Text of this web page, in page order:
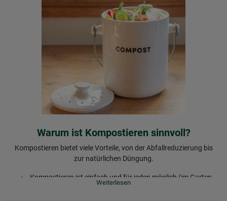
Warum ist Kompostieren sinnvoll?
Kompostieren bietet viele Vorteile, von der Abfallreduzierung bis
zur natürlichen Düngung.
Kompostieren ist einfach und für jeden möglich (im Garten,